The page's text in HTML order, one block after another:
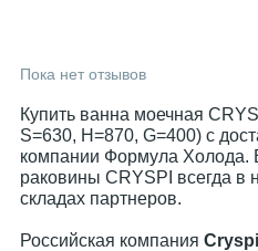
Пока нет отзывов
Купить ванна моечная
S=630, H=870, G=400) с
компании Формула Холода.
раковины CRYSPI всегда в
складах партнеров.
Российская компания Cryspi